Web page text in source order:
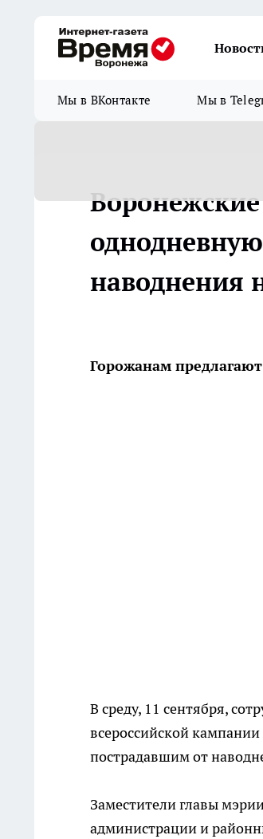
Мы в ВКонтакте Мы в
наводнения
Горожанам
В среду, 11 сентября,
всероссийской
пострадавшим от
Заместители главы
администрации и